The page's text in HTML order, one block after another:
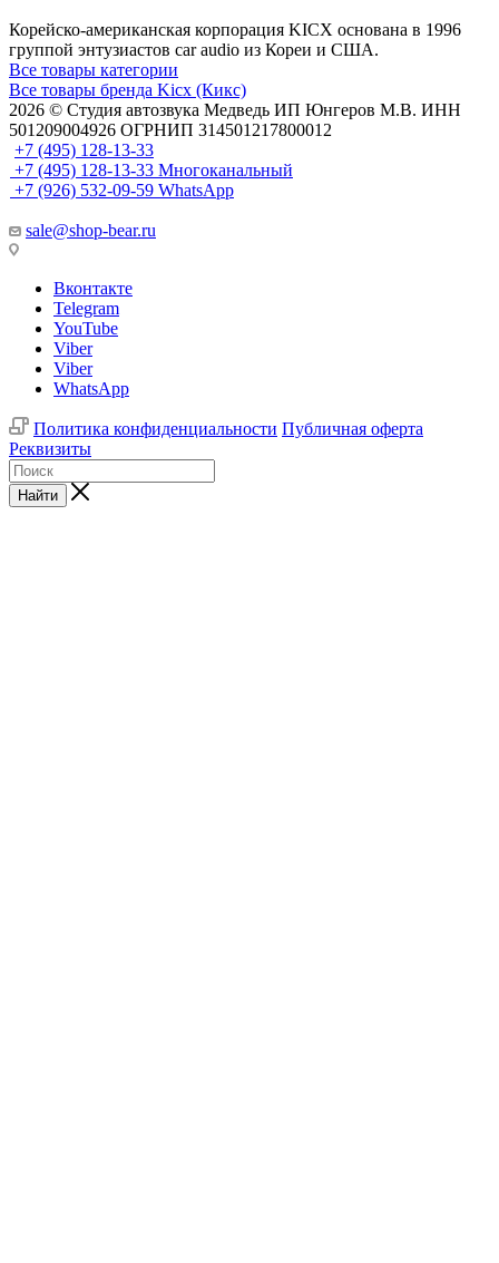
Корейско-американская корпорация KICX основана в 1996
группой энтузиастов car audio из Кореи и США.
Все товары категории
Все товары бренда Kicx (Кикс)
2026 © Cтудия автозвука Медведь ИП Юнгеров М.В. ИНН
501209004926 ОГРНИП 314501217800012
+7 (495) 128-13-33
+7 (495) 128-13-33 Многоканальный
+7 (926) 532-09-59 WhatsApp
sale@shop-bear.ru
Вконтакте
Telegram
YouTube
Viber
Viber
WhatsApp
Политика конфиденциальности Публичная оферта
Реквизиты
Найти